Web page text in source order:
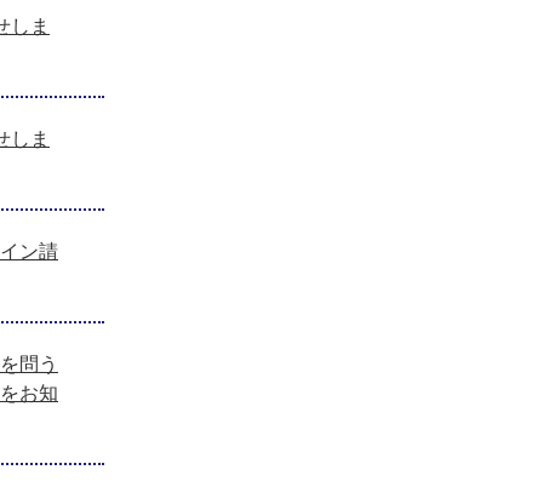
しま
しま
ン請
問う
お知